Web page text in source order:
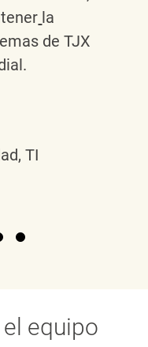
la
de TJX
TI
equipo